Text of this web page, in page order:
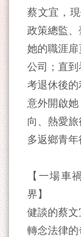
蔡文宜，
政策總監
她的職涯
公司；直
考退休後的
意外開啟
向、熱愛
多返鄉青年
【一場車
界】
健談的蔡
轉念法律